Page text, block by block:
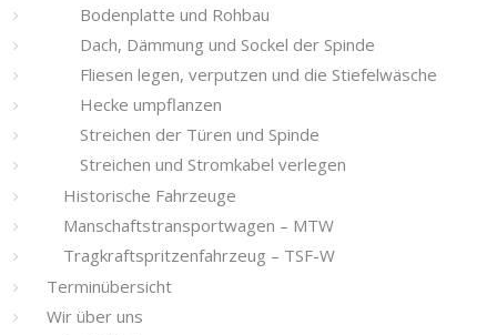
Bodenplatte und Rohbau
Dach, Dämmung und Sockel der Spinde
Fliesen legen, verputzen und die Stiefelwäsche
Hecke umpflanzen
Streichen der Türen und Spinde
Streichen und Stromkabel verlegen
Historische Fahrzeuge
Manschaftstransportwagen – MTW
Tragkraftspritzenfahrzeug – TSF-W
Terminübersicht
Wir über uns